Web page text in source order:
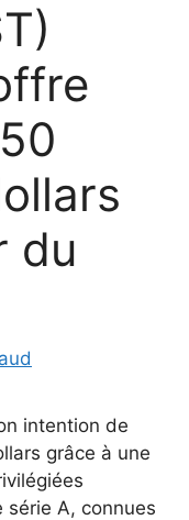
du
intention de
grâce à une
A, connues